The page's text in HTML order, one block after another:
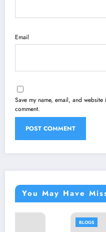
Email
Save my name, email, and
comment.
You May Have